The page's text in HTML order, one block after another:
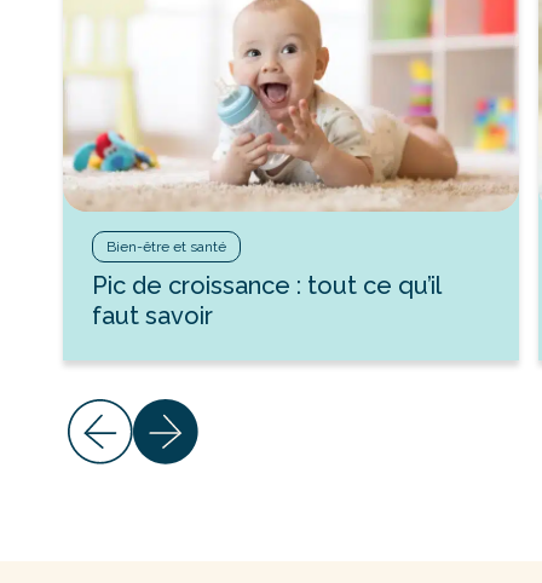
Bien-être et santé
Pic de croissance : tout ce qu’il
faut savoir